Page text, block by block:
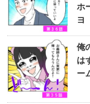
ホ
ヨ
俺
は
ー